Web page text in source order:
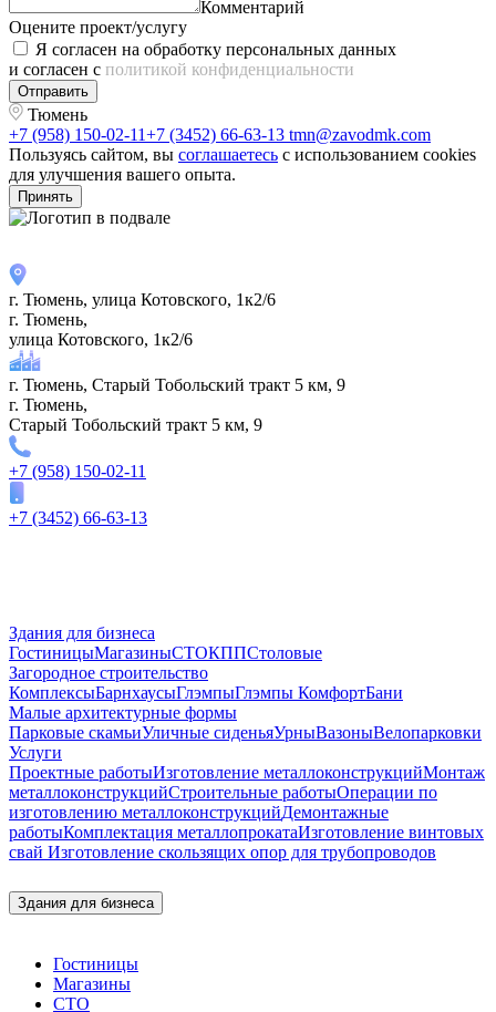
Комментарий
Оцените проект/услугу
Я согласен на обработку персональных данных
и согласен с политикой конфиденциальности
Отправить
Тюмень
+7 (958) 150-02-11+7 (3452) 66-63-13 tmn@zavodmk.com
Пользуясь сайтом, вы соглашаетесь с использованием cookies
для улучшения вашего опыта.
Принять
г. Тюмень, улица Котовского, 1к2/6
г. Тюмень,
улица Котовского, 1к2/6
г. Тюмень, Старый Тобольский тракт 5 км, 9
г. Тюмень,
Старый Тобольский тракт 5 км, 9
+7 (958) 150-02-11
+7 (3452) 66-63-13
Здания для бизнеса
ГостиницыМагазиныСТОКППСтоловые
Загородное строительство
КомплексыБарнхаусыГлэмпыГлэмпы КомфортБани
Малые архитектурные формы
Парковые скамьиУличные сиденьяУрныВазоныВелопарковки
Услуги
Проектные работыИзготовление металлоконструкцийМонтаж
металлоконструкцийСтроительные работыОперации по
изготовлению металлоконструкцийДемонтажные
работыКомплектация металлопрокатаИзготовление винтовых
свай Изготовление скользящих опор для трубопроводов
Здания для бизнеса
Гостиницы
Магазины
СТО